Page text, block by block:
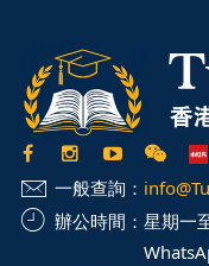
一般查詢：
辦公時間： 星期一